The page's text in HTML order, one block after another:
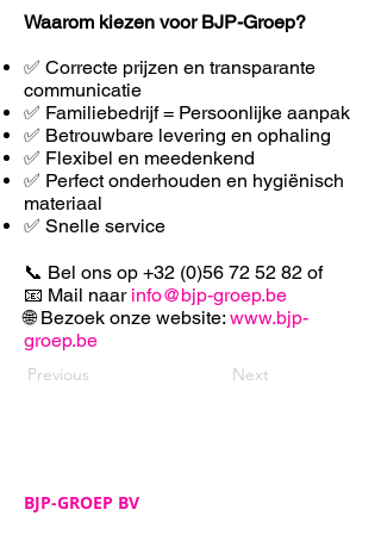
Waarom kiezen voor BJP-Groep?
✅ Correcte prijzen en transparante
communicatie
✅ Familiebedrijf = Persoonlijke aanpak
✅ Betrouwbare levering en ophaling
✅ Flexibel en meedenkend
✅ Perfect onderhouden en hygiënisch
materiaal
✅ Snelle service
📞 Bel ons op +32 (0)56 72 52 82 of
📧 Mail naar info@bjp-groep.be
🌐 Bezoek onze website: www.bjp-
groep.be
Previous Next
BJP-GROEP BV